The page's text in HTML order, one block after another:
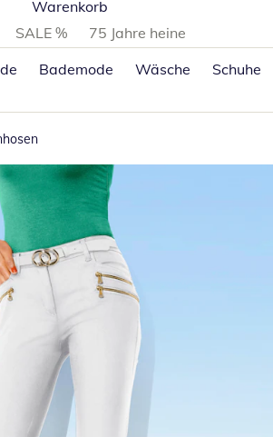
Warenkorb
SALE %
75 Jahre heine
Bademode Wäsche Schuhe